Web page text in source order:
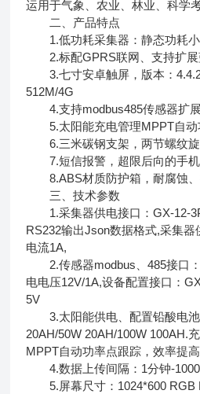
运用于气象、农业、林业、科学
二、产品特点
1.低功耗采集器：静态功耗小
2.标配GPRS联网、支持扩展
3.七寸安卓触屏，版本：
512M/4G
4.支持modbus485传感器扩展
5.太阳能充电管理MPPT自动
6.三米碳钢支架，两节螺纹
7.短信报警，超限后向的手机
8.ABS材质防护箱，耐腐蚀、
三、技术参数
1.采集器供电接口：GX-12-
RS232输出Json数据格式,采集器
电流1A,
2.传感器modbus、485接口：
电电压12V/1A,设备配置接口：
5V
3.太阳能供电、配置铅酸电池
20AH/50W 20AH/100W 100AH.
MPPT自动功率点跟踪，效率提
4.数据上传间隔：1分钟-1000
5.屏幕尺寸：1024*600 RGB